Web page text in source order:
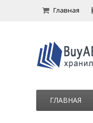
Главная
ГЛАВНАЯ